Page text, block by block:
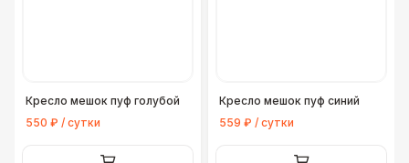
Кресло мешок пуф голубой
550 ₽ / сутки
Кресло мешок пуф синий
559 ₽ / сутки